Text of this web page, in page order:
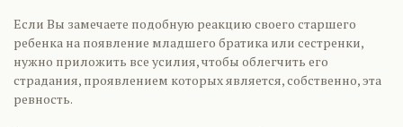
Если Вы замечаете подобную реакцию своего старшего
ребенка на появление младшего братика или сестренки,
нужно приложить все усилия, чтобы облегчить его
страдания, проявлением которых является, собственно, эта
ревность.